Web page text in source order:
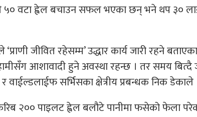
५० वटा ह्वेल बचाउन सफल भएका छन् भने थप ३०
जीवित रहेसम्म’ उद्धार कार्य जारी रहने
आशावादी हुने अवस्था रहन्छ । तर समय
र वाईल्डलाईफ सर्भिसका क्षेत्रीय प्रबन्धक निक
२०० पाइलट ह्वेल बलौटे पानीमा फसेको फेला